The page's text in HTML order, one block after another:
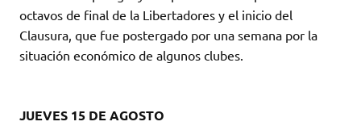
octavos de final de la Libertadores y el inicio del
Clausura, que fue postergado por una semana por la
situación económico de algunos clubes.
JUEVES 15 DE AGOSTO